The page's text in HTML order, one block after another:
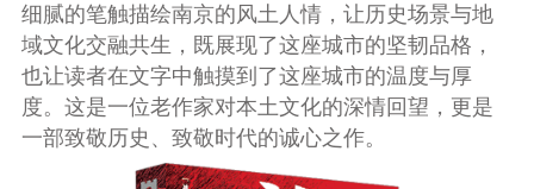
细腻的笔触描绘南京的风土人情，让历史场景与地
域文化交融共生，既展现了这座城市的坚韧品格，
也让读者在文字中触摸到了这座城市的温度与厚
度。这是一位老作家对本土文化的深情回望，更是
一部致敬历史、致敬时代的诚心之作。